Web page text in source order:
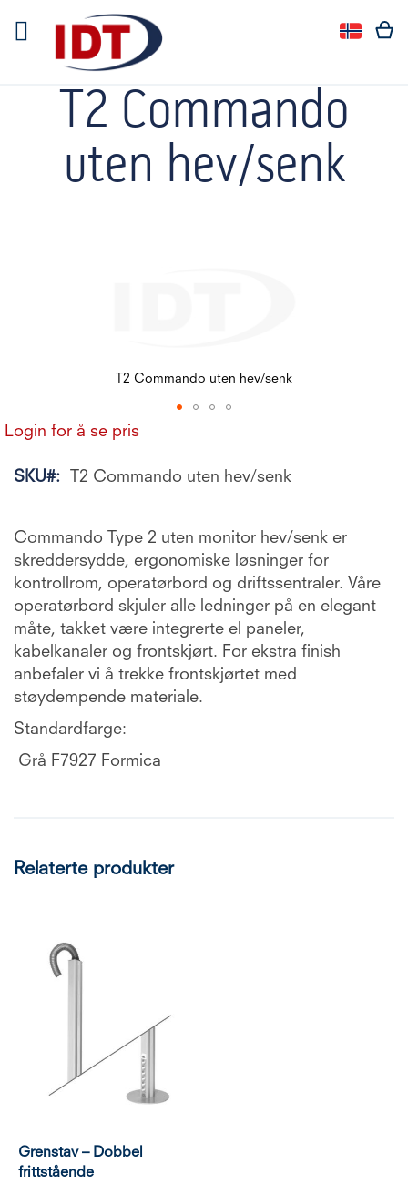
Språk
Språk:
T2 Commando
uten hev/senk
T2 Commando uten hev/senk
Gå
begynnelsen
Login for å se pris
SKU T2 Commando uten hev/senk
Commando Type 2 uten monitor hev/senk er
skreddersydde, ergonomiske løsninger for
kontrollrom, operatørbord og driftssentraler. Våre
operatørbord skjuler alle ledninger på en elegant
måte, takket være integrerte el paneler,
kabelkanaler og frontskjørt. For ekstra finish
anbefaler vi å trekke frontskjørtet med
støydempende materiale.
Standardfarge:
Grå F7927 Formica
Relaterte produkter
Grenstav – Dobbel
frittstående